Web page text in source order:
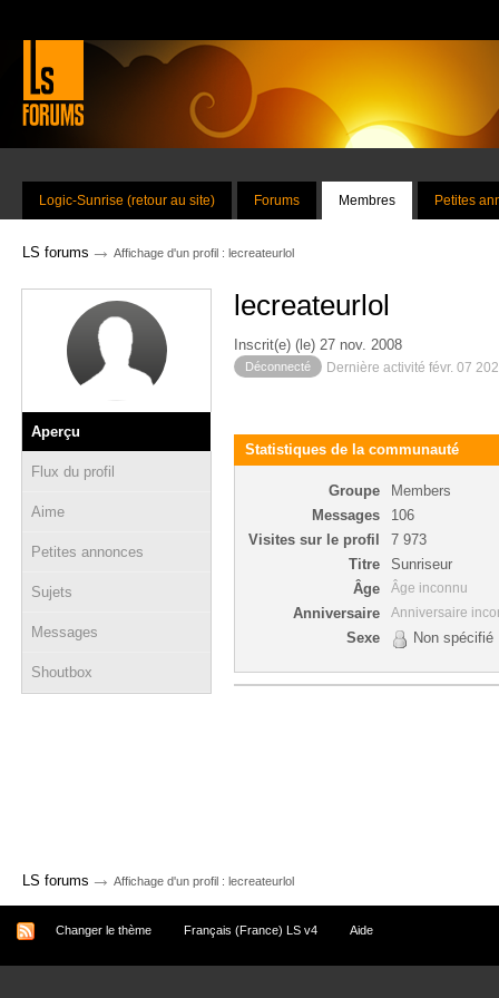
Logic-Sunrise (retour au site) Forums Membres Petites
LS forums → Affichage d'un profil : lecreateurlol
Aperçu
Flux du profil
Aime
Petites annonces
Sujets
Messages
Shoutbox
lecreateurlol
Inscrit(e) (le) 27 nov. 2008
Déconnecté Dernière activité févr. 07
Statistiques de la communauté
Groupe
Members
Messages
106
Visites sur le profil
7 973
Titre
Sunriseur
Âge
Âge inconnu
Anniversaire Anniversaire
Sexe Non spécifié
LS forums → Affichage d'un profil : lecreateurlol
Changer le thème Français (France) LS v4 Aide